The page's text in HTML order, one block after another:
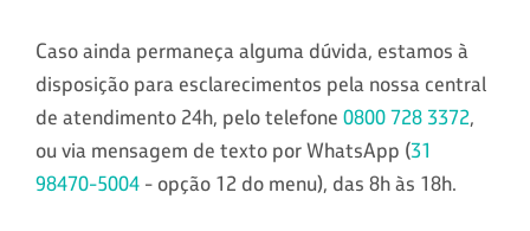
Caso ainda permaneça alguma dúvida, estamos à
disposição para esclarecimentos pela nossa central
de atendimento 24h, pelo telefone 0800 728 3372,
ou via mensagem de texto por WhatsApp (31
98470-5004 - opção 12 do menu), das 8h às 18h.